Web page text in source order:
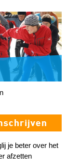
je beter over het
afzetten